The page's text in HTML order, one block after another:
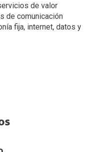
de valor
de comunicación
fija, internet, datos y